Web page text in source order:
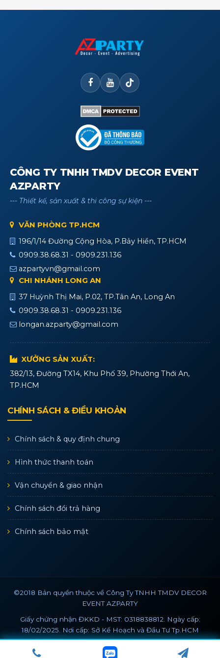
CÔNG TY TNHH TMDV DECOR EVENT
AZPARTY
--- Thiết kế, sản xuất & thi công sự kiện ---
VĂN PHÒNG TP.HCM
196/1/14 Đường Cộng Hòa, P.Bảy Hiền, TP.HCM
0909.38.68.31 - 0909.231.136
azpartyvn@gmail.com
CHI NHÁNH LONG AN
37 Huỳnh Thị Mai, P.02, TP.Tân An, Long An
0909.38.68.31 - 0909.231.136
longan.azparty@gmail.com
XƯỞNG SẢN XUẤT:
382/13, Đường TX14, Khu Phố 39, Phường Thới An,
TP.HCM
CHÍNH SÁCH & ĐIỀU KHOẢN
Chính sách & quy định chung
Hình thức thanh toán
Vận chuyển & giao nhận
Chính sách đổi trả hàng
Chính sách bảo mật
©2018 Bản quyền thuộc về Công Ty TNHH TMDV DECOR
EVENT AZPARTY
Giấy chứng nhận ĐKKD - MST: 0318838812. Ngày cấp:
18/02/2025. Nơi cấp: Sở Kế Hoạch và Đầu Tư Tp.HCM